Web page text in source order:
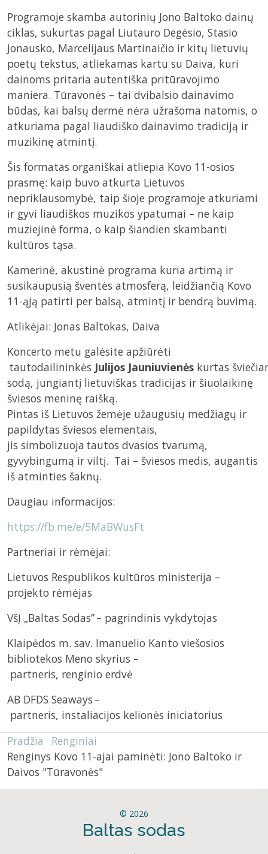
Programoje skamba autorinių Jono Baltoko dainų
ciklas, sukurtas pagal Liutauro Degėsio, Stasio
Jonausko, Marcelijaus Martinaičio ir kitų lietuvių
poetų tekstus, atliekamas kartu su Daiva, kuri
dainoms pritaria autentiška pritūravojimo
maniera. Tūravonės – tai dvibalsio dainavimo
būdas, kai balsų dermė nėra užrašoma natomis, o
atkuriama pagal liaudiško dainavimo tradiciją ir
muzikinę atmintį.
Šis formatas organiškai atliepia Kovo 11-osios
prasmę: kaip buvo atkurta Lietuvos
nepriklausomybė, taip šioje programoje atkuriami
ir gyvi liaudiškos muzikos ypatumai – ne kaip
muziejinė forma, o kaip šiandien skambanti
kultūros tąsa.
Kamerinė, akustinė programa kuria artimą ir
susikaupusią šventės atmosferą, leidžiančią Kovo
11-ąją patirti per balsą, atmintį ir bendrą buvimą.
Atlikėjai: Jonas Baltokas, Daiva
Koncerto metu galėsite apžiūrėti
tautodailininkės Julijos Jauniuvienės kurtas
sodą, jungiantį lietuviškas tradicijas ir šiuolaikinę
šviesos meninę raišką.
Pintas iš Lietuvos žemėje užaugusių medžiagų ir
papildytas šviesos elementais,
jis simbolizuoja tautos dvasios tvarumą,
gyvybingumą ir viltį. Tai – šviesos medis, augantis
iš atminties šaknų.
Daugiau informacijos:
https://fb.me/e/5MaBWusFt
Partneriai ir rėmėjai:
Lietuvos Respublikos kultūros ministerija –
projekto rėmėjas
VšĮ „Baltas Sodas” – pagrindinis vykdytojas
Klaipėdos m. sav. Imanuelio Kanto viešosios
bibliotekos Meno skyrius –
partneris, renginio erdvė
AB DFDS Seaways –
partneris, instaliacijos kelionės iniciatorius
Pradžia
Renginiai
Renginys Kovo 11-ajai paminėti: Jono Baltoko ir
Daivos "Tūravonės"
© 2026
Baltas sodas
.